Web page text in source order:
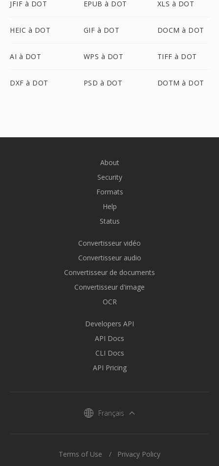
JFIF à DOT EPUB à DOT XLS à DOT
HEIC à DOT GIF à DOT DOCM à DOT
AI à DOT WPS à DOT TIFF à DOT
DXF à DOT PSD à DOT DOTM à DOT
About
Security
Formats
Help
Status
Convertisseur vidéo
Convertisseur audio
Convertisseur de documents
Convertisseur d'image
OCR
Developers API
API Docs
CLI Docs
API Pricing
Français
Terms of Use Privacy Policy